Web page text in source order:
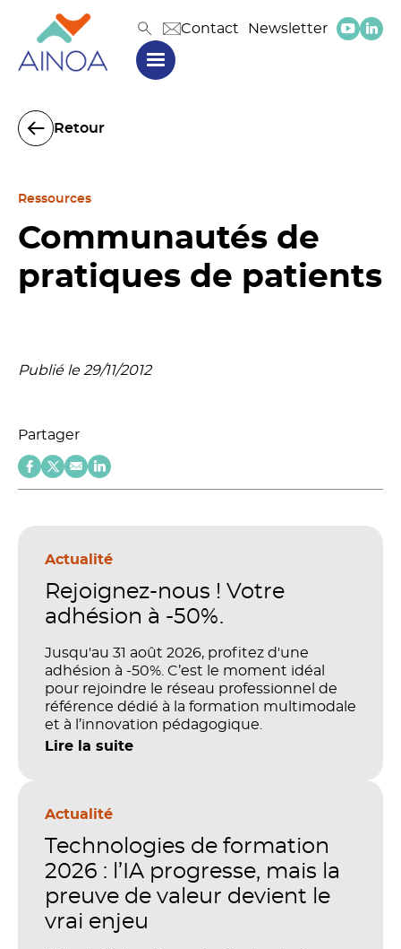
Contact Newsletter
Retour
Ressources
Communautés de
pratiques de patients
Publié le 29/11/2012
Partager
Actualité
Rejoignez-nous ! Votre
adhésion à -50%.
Jusqu'au 31 août 2026, profitez d'une
adhésion à -50%. C’est le moment idéal
pour rejoindre le réseau professionnel de
référence dédié à la formation multimodale
et à l’innovation pédagogique.
Lire la suite
Actualité
Technologies de formation
2026 : l’IA progresse, mais la
preuve de valeur devient le
vrai enjeu